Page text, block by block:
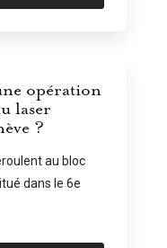
opération
laser
?
au bloc
dans le 6e